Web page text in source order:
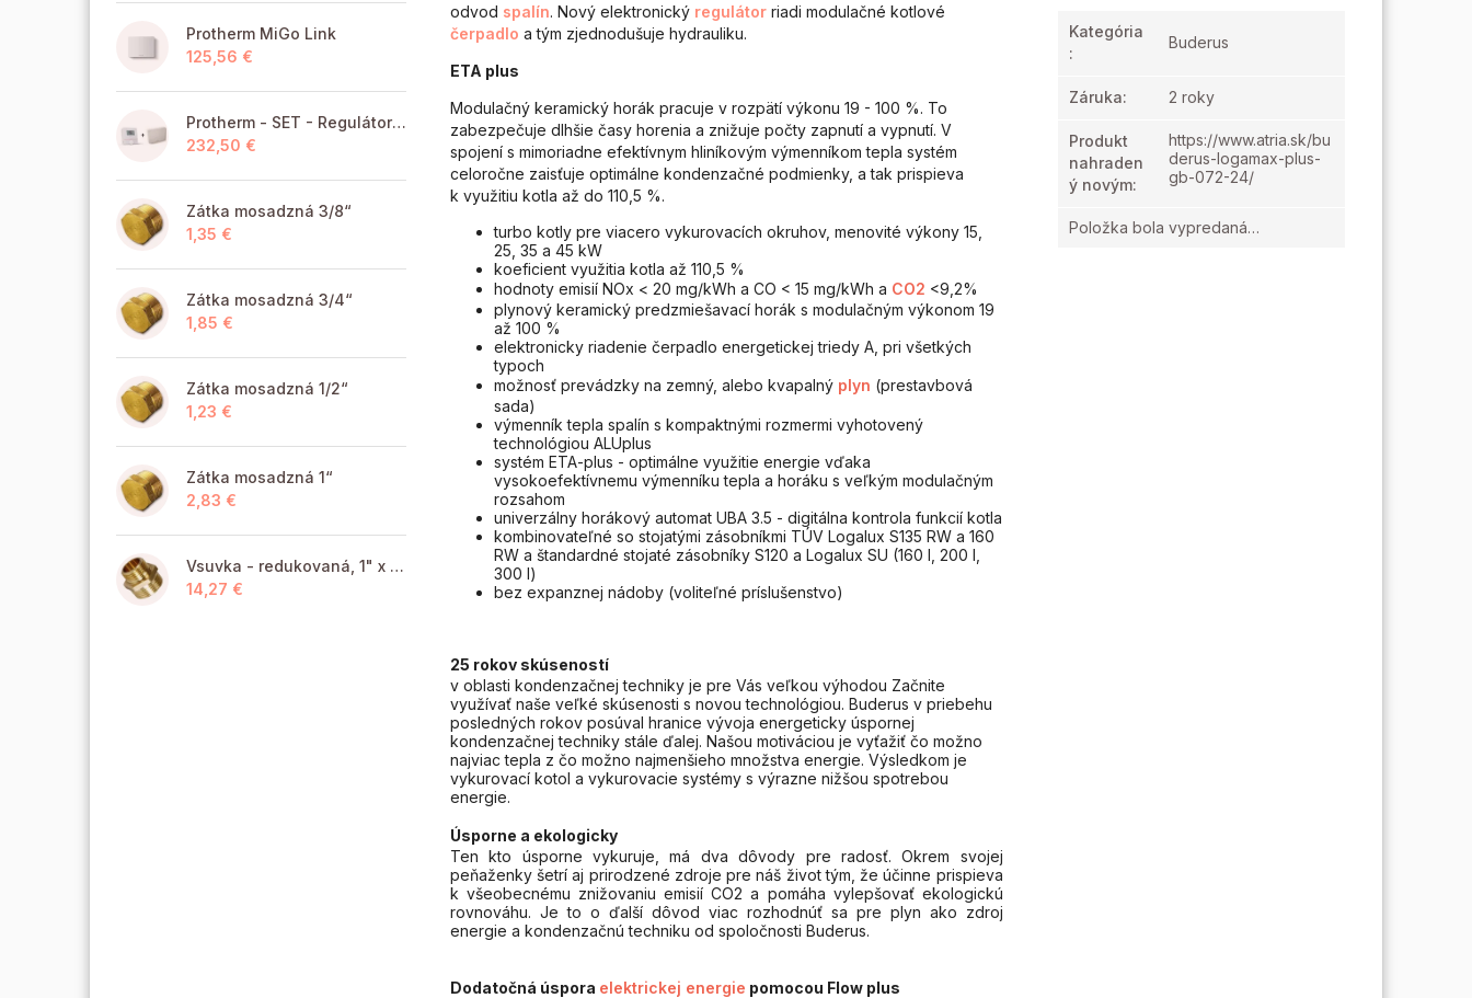
Protherm MiGo Link
125,56 €
Protherm - SET - Regulátor MiGo Select + brána MiGo Link
232,50 €
Zátka mosadzná 3/8“
1,35 €
Zátka mosadzná 3/4“
1,85 €
Zátka mosadzná 1/2“
1,23 €
Zátka mosadzná 1“
2,83 €
Vsuvka - redukovaná, 1" x 6/4" MM
14,27 €
odvod spalín. Nový elektronický regulátor riadi modulačné kotlové
čerpadlo a tým zjednodušuje hydrauliku.
ETA plus
Modulačný keramický horák pracuje v rozpätí výkonu 19 - 100 %. To
zabezpečuje dlhšie časy horenia a znižuje počty zapnutí a vypnutí. V
spojení s mimoriadne efektívnym hliníkovým výmenníkom tepla systém
celoročne zaisťuje optimálne kondenzačné podmienky, a tak prispieva
k využitiu kotla až do 110,5 %.
turbo kotly pre viacero vykurovacích okruhov, menovité výkony 15,
25, 35 a 45 kW
koeficient využitia kotla až 110,5 %
hodnoty emisií NOx < 20 mg/kWh a CO < 15 mg/kWh a CO2 <9,2%
plynový keramický predzmiešavací horák s modulačným výkonom 19
až 100 %
elektronicky riadenie čerpadlo energetickej triedy A, pri všetkých
typoch
možnosť prevádzky na zemný, alebo kvapalný plyn (prestavbová
sada)
výmenník tepla spalín s kompaktnými rozmermi vyhotovený
technológiou ALUplus
systém ETA-plus - optimálne využitie energie vďaka
vysokoefektívnemu výmenníku tepla a horáku s veľkým modulačným
rozsahom
univerzálny horákový automat UBA 3.5 - digitálna kontrola funkcií kotla
kombinovateľné so stojatými zásobníkmi TÚV Logalux S135 RW a 160
RW a štandardné stojaté zásobníky S120 a Logalux SU (160 l, 200 l,
300 l)
bez expanznej nádoby (voliteľné príslušenstvo)
25 rokov skúseností
v oblasti kondenzačnej techniky je pre Vás veľkou výhodou Začnite
využívať naše veľké skúsenosti s novou technológiou. Buderus v priebehu
posledných rokov posúval hranice vývoja energeticky úspornej
kondenzačnej techniky stále ďalej. Našou motiváciou je vyťažiť čo možno
najviac tepla z čo možno najmenšieho množstva energie. Výsledkom je
vykurovací kotol a vykurovacie systémy s výrazne nižšou spotrebou
energie.
Úsporne a ekologicky
Ten kto úsporne vykuruje, má dva dôvody pre radosť. Okrem svojej
peňaženky šetrí aj prirodzené zdroje pre náš život tým, že účinne prispieva
k všeobecnému znižovaniu emisií CO2 a pomáha vylepšovať ekologickú
rovnováhu. Je to o ďalší dôvod viac rozhodnúť sa pre plyn ako zdroj
energie a kondenzačnú techniku od spoločnosti Buderus.
Dodatočná úspora elektrickej energie pomocou Flow plus
Kategória
:
Buderus
Záruka: 2 roky
Produkt
nahraden
ý novým:
https://www.atria.sk/bu
derus-logamax-plus-
gb-072-24/
Položka bola vypredaná…